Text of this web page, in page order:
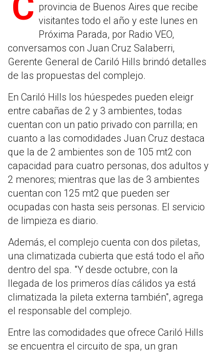
provincia de Buenos Aires que recibe
visitantes todo el año y este lunes en
Próxima Parada, por Radio VEO,
conversamos con Juan Cruz Salaberri,
Gerente General de Cariló Hills brindó detalles
de las propuestas del complejo.
En Cariló Hills los húespedes pueden eleigr
entre cabañas de 2 y 3 ambientes, todas
cuentan con un patio privado con parrilla; en
cuanto a las comodidades Juan Cruz destaca
que la de 2 ambientes son de 105 mt2 con
capacidad para cuatro personas, dos adultos y
2 menores; mientras que las de 3 ambientes
cuentan con 125 mt2 que pueden ser
ocupadas con hasta seis personas. El servicio
de limpieza es diario.
Además, el complejo cuenta con dos piletas,
una climatizada cubierta que está todo el año
dentro del spa. "Y desde octubre, con la
llegada de los primeros días cálidos ya está
climatizada la pileta externa también", agrega
el responsable del complejo.
Entre las comodidades que ofrece Cariló Hills
se encuentra el circuito de spa, un gran